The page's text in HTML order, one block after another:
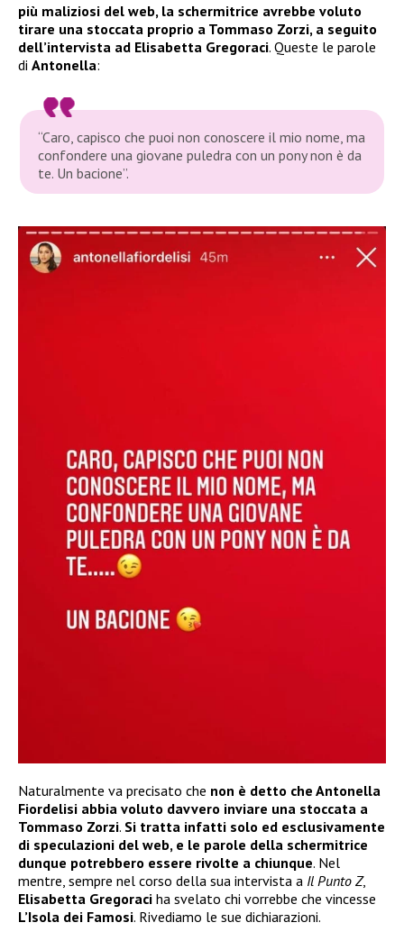
più maliziosi del web, la schermitrice avrebbe voluto
tirare una stoccata proprio a Tommaso Zorzi, a seguito
dell’intervista ad Elisabetta Gregoraci. Queste le parole
di Antonella:
“Caro, capisco che puoi non conoscere il mio nome, ma
confondere una giovane puledra con un pony non è da
te. Un bacione”.
Naturalmente va precisato che non è detto che Antonella
Fiordelisi abbia voluto davvero inviare una stoccata a
Tommaso Zorzi. Si tratta infatti solo ed esclusivamente
di speculazioni del web, e le parole della schermitrice
dunque potrebbero essere rivolte a chiunque. Nel
mentre, sempre nel corso della sua intervista a Il Punto Z,
Elisabetta Gregoraci ha svelato chi vorrebbe che vincesse
L’Isola dei Famosi. Rivediamo le sue dichiarazioni.